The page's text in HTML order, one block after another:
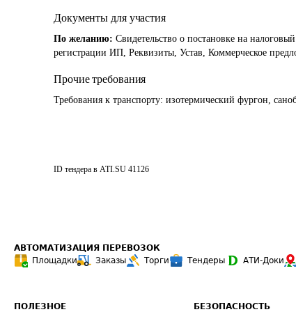
Документы для участия
По желанию: Свидетельство о постановке на
регистрации ИП, Реквизиты, Устав, Коммерческое
Прочие требования
Требования к транспорту: изотермический фургон,
ID тендера в ATI.SU 41126
АВТОМАТИЗАЦИЯ ПЕРЕВОЗОК
Площадки
Заказы Торги Тендеры АТИ-Доки
ПОЛЕЗНОЕ БЕЗОПАСНОСТЬ